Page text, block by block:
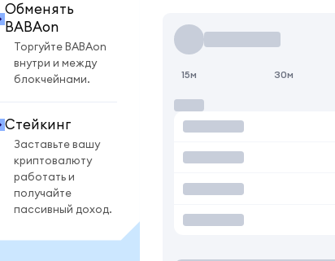
Обменять
BABAon
Торгуйте BABAon
внутри и между
блокчейнами.
Стейкинг
Заставьте вашу
криптовалюту
работать и
получайте
пассивный доход.
15м 30м